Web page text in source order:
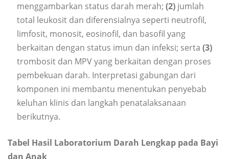
menggambarkan status darah merah; (2) jumlah
total leukosit dan diferensialnya seperti neutrofil,
limfosit, monosit, eosinofil, dan basofil yang
berkaitan dengan status imun dan infeksi; serta (3)
trombosit dan MPV yang berkaitan dengan proses
pembekuan darah. Interpretasi gabungan dari
komponen ini membantu menentukan penyebab
keluhan klinis dan langkah penatalaksanaan
berikutnya.
Tabel Hasil Laboratorium Darah Lengkap pada Bayi
dan Anak